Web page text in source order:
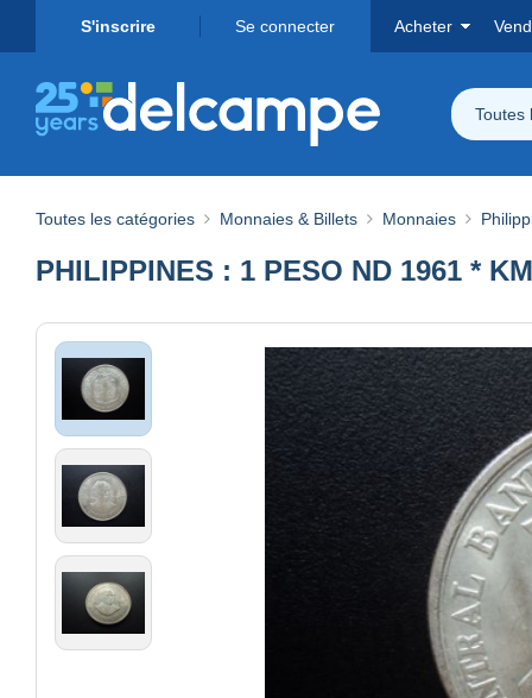
S'inscrire Se connecter Acheter
Toutes
Toutes les catégories Monnaies & Billets Monnaies
PHILIPPINES : 1 PESO ND 1961 *